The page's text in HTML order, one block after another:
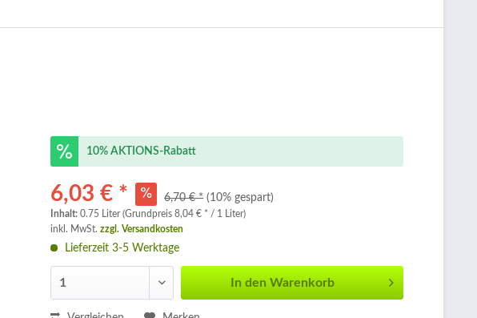
10% AKTIONS-Rabatt
6,03 € * 6,70 € * (10% gespart)
Inhalt:0.75 Liter (Grundpreis 8,04 € * / 1 Liter)
inkl. MwSt.zzgl. Versandkosten
Lieferzeit 3-5 Werktage
In den Warenkorb